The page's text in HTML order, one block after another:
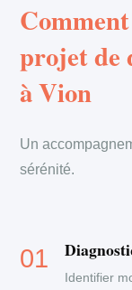
projet de
à Vion
Un
sérénité.
Identifier